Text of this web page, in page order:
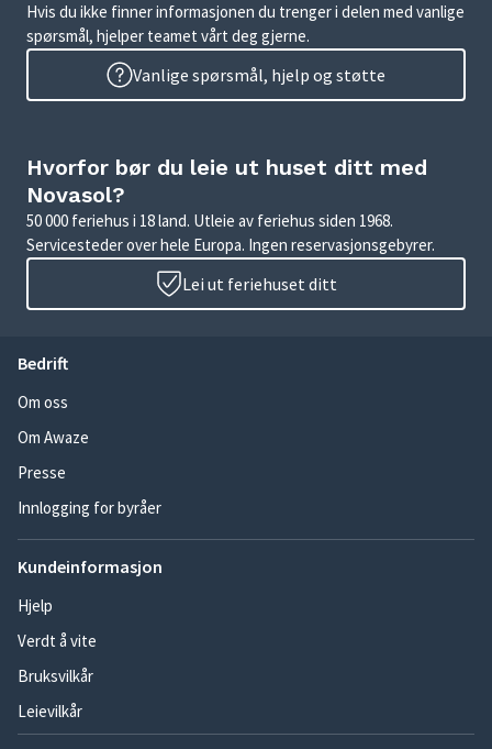
Hvis du ikke finner informasjonen du trenger i delen med vanlige
spørsmål, hjelper teamet vårt deg gjerne.
Vanlige spørsmål, hjelp og støtte
Hvorfor bør du leie ut huset ditt med
Novasol?
50 000 feriehus i 18 land. Utleie av feriehus siden 1968.
Servicesteder over hele Europa. Ingen reservasjonsgebyrer.
Lei ut feriehuset ditt
Bedrift
Om oss
Om Awaze
Presse
Innlogging for byråer
Kundeinformasjon
Hjelp
Verdt å vite
Bruksvilkår
Leievilkår